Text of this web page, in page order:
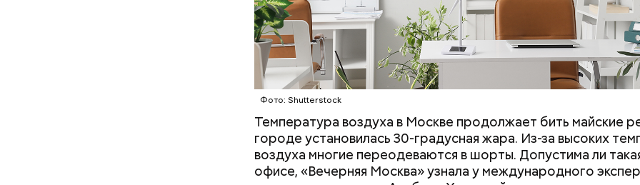
Фото: Shutterstock
Температура воздуха в Москве продолжает бить майские
городе установилась 30-градусная жара. Из-за высоких
воздуха многие переодеваются в шорты. Допустима ли
офисе, «Вечерняя Москва» узнала у международного
День «Счастье случается»
— Кабачки нужно натереть длинными слайсами (это можно
специальной терке), похожими на спагетти, и уложить в
бросить хаотично порезанную брынзу. Затем добавляются
черри или грунтовые, — рассказал шеф-повар.